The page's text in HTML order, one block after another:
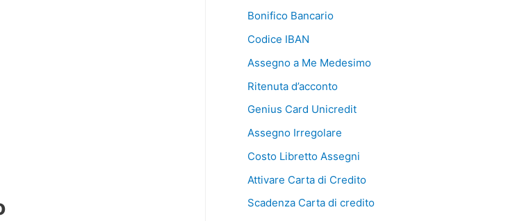
Bonifico Bancario
Codice IBAN
Assegno a Me Medesimo
Ritenuta d’acconto
Genius Card Unicredit
Assegno Irregolare
Costo Libretto Assegni
Attivare Carta di Credito
Scadenza Carta di credito